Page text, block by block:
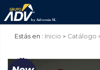
Estás en : Inicio Catálogo